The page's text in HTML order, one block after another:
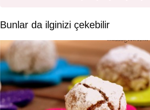
Bunlar da ilginizi çekebilir